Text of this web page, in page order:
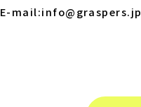
E-mail:info@graspers.jp